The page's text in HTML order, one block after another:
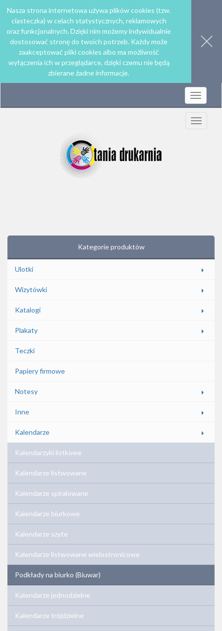
Nasza strona internetowa używa plików cookies (tzw.
ciasteczka) w celach statystycznych, reklamowych
oraz funkcjonalnych. Dzięki nim możemy indywidualnie
dostosować stronę do twoich potrzeb. Każdy może
zaakceptować pliki cookies albo ma możliwość
wyłączenia ich w przeglądarce, dzięki czemu nie będą
zbierane żadne informacje.
Rozwiń
Rozwiń
Kategorie produktów
Ulotki
Wizytówki
Katalogi
Plakaty
Teczki
Papiery firmowe
Notesy
Inne
Kalendarze
Kalendarzyki listkowe
Kalendarze listwowane
Kalendarze spiralowane
Kalendarze biurkowe
Kalendarze szyte
Kalendarze listwowane wielostronicowe
Podkłady na biurko (Biuwar)
Kalendarze jednodzielne
Kalendarze trójdzielne